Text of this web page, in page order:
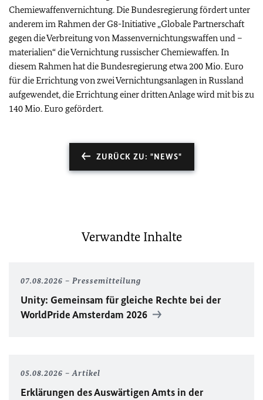
Chemiewaffenvernichtung. Die Bundesregierung fördert unter
anderem im Rahmen der G8-Initiative „Globale Partnerschaft
gegen die Verbreitung von Massenvernichtungswaffen und –
materialien“ die Vernichtung russischer Chemiewaffen. In
diesem Rahmen hat die Bundesregierung etwa 200 Mio. Euro
für die Errichtung von zwei Vernichtungsanlagen in Russland
aufgewendet, die Errichtung einer dritten Anlage wird mit bis zu
140 Mio. Euro gefördert.
ZURÜCK ZU: "NEWS"
Verwandte Inhalte
07.08.2026 Pressemitteilung
Unity: Gemeinsam für gleiche Rechte bei der
WorldPrideAmsterdam 2026
05.08.2026 Artikel
Erklärungen des Auswärtigen Amts in der